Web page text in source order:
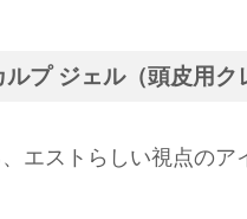
プ ジェル（頭皮用ク
エストらしい視点のア